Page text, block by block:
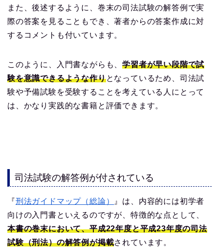
また、後述するように、巻末の司法試験の解答例で実
際の答案を見ることもでき、著者からの答案作成に対
するコメントも付いています。
このように、入門書ながらも、学習者が早い段階で試
験を意識できるような作りとなっているため、司法試
験や予備試験を受験することを考えている人にとって
は、かなり実践的な書籍と評価できます。
司法試験の解答例が付されている
『刑法ガイドマップ（総論）
』は、内容的には初学者
向けの入門書といえるのですが、特徴的な点として、
本書の巻末において、平成22年度と平成23年度の司法
試験（刑法）の解答例が掲載されています。